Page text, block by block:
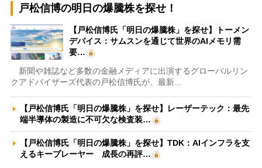
戸松信博の明日の爆騰株を探せ！
【戸松信博氏「明日の爆騰株」を探せ】トーメン
デバイス：サムスンを通じて世界のAIメモリ需
要…
新聞や雑誌など多数の金融メディアに出演するグローバルリン
クアドバイザーズ代表の戸松信博氏が、最新…
【戸松信博氏「明日の爆騰株」を探せ】レーザーテック：最先
端半導体の製造に不可欠な検査装…
【戸松信博氏「明日の爆騰株」を探せ】TDK：AIインフラを支
えるキープレーヤー 成長の再評…